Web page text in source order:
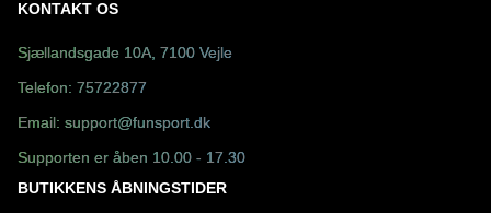
KONTAKT OS
Sjællandsgade 10A, 7100 Vejle
Telefon: 75722877
Email: support@funsport.dk
Supporten er åben 10.00 - 17.30
BUTIKKENS ÅBNINGSTIDER